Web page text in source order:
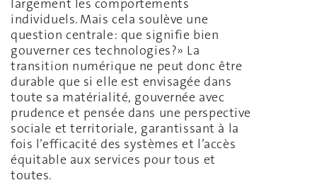
largement les comportements
individuels. Mais cela soulève une
question centrale: que signifie bien
gouverner ces technologies?» La
transition numérique ne peut donc être
durable que si elle est envisagée dans
toute sa matérialité, gouvernée avec
prudence et pensée dans une perspective
sociale et territoriale, garantissant à la
fois l’efficacité des systèmes et l’accès
équitable aux services pour tous et
toutes.